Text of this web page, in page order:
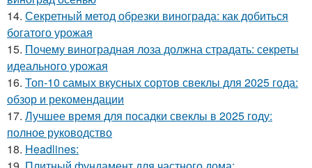
14. Секретный метод обрезки винограда: как добиться
богатого урожая
15. Почему виноградная лоза должна страдать: секреты
идеального урожая
16. Топ-10 самых вкусных сортов свеклы для 2025 года:
обзор и рекомендации
17. Лучшее время для посадки свеклы в 2025 году:
полное руководство
18. Headlines: